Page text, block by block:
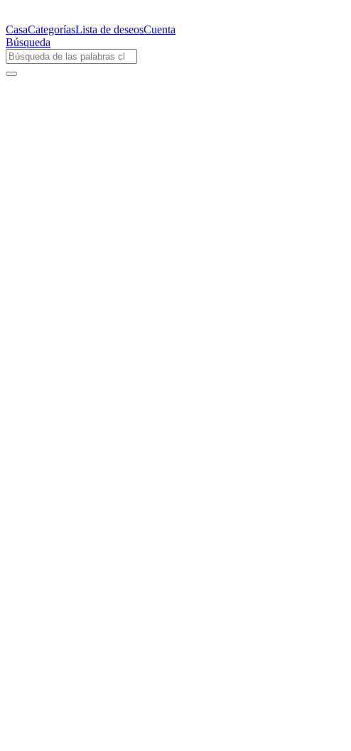
CasaCategoríasLista de deseosCuenta
Búsqueda